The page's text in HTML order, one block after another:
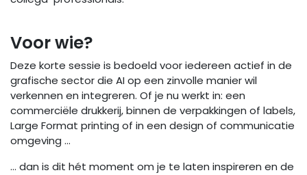
Voor wie?
Deze korte sessie is bedoeld voor iedereen actief in de
grafische sector die AI op een zinvolle manier wil
verkennen en integreren. Of je nu werkt in: een
commerciële drukkerij, binnen de verpakkingen of labels,
Large Format printing of in een design of communicatie
omgeving …
… dan is dit hét moment om je te laten inspireren en de